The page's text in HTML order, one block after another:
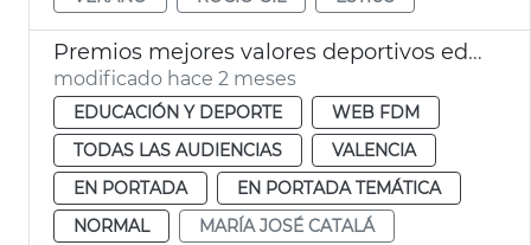
Premios mejores valores deportivos edad escolar València
modificado hace 2 meses
EDUCACIÓN Y DEPORTE
WEB FDM
TODAS LAS AUDIENCIAS
VALENCIA
EN PORTADA
EN PORTADA TEMÁTICA
NORMAL
MARÍA JOSÉ CATALÁ